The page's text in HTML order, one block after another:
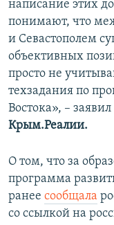
написание этих
понимают, что
и Севастополем
объективных
просто не
техзадания по
Востока», –
Крым.Реалии.
О том, что за
программа
ранее сообщала
со ссылкой на